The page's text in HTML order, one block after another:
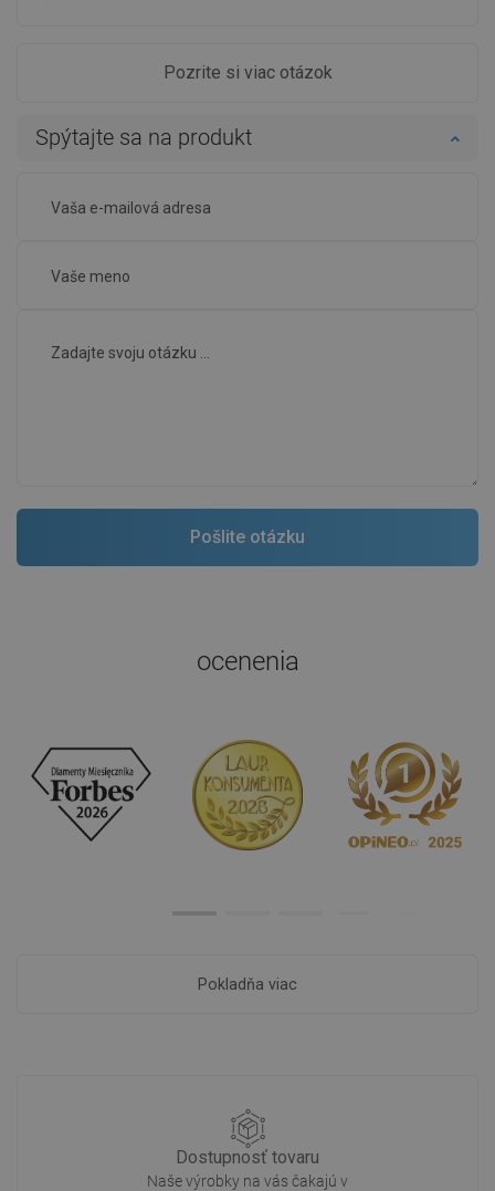
Pozrite si viac otázok
Spýtajte sa na produkt
ocenenia
Pokladňa viac
Dostupnosť tovaru
Naše výrobky na vás čakajú v